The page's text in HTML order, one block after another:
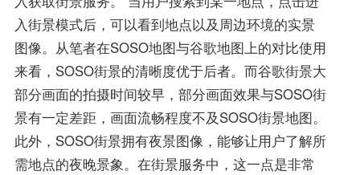
入街景模式后，可以看到地点以及周边环境的实景
图像。从笔者在SOSO地图与谷歌地图上的对比使用
来看，SOSO街景的清晰度优于后者。而谷歌街景大
部分画面的拍摄时间较早，部分画面效果与SOSO街
景有一定差距，画面流畅程度不及SOSO街景地图。
此外，SOSO街景拥有夜景图像，能够让用户了解所
需地点的夜晚景象。在街景服务中，这一点是非常